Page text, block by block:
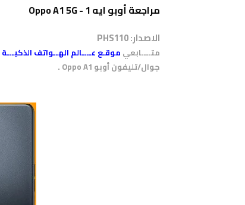
مراجعة أوبو ايه 1 - Oppo A1 5G
الاصدار: PHS110
متــــابعي موقـع عــــالم الهــواتف الذكيـــة
جوال/تليفون أوبو Oppo A1
.